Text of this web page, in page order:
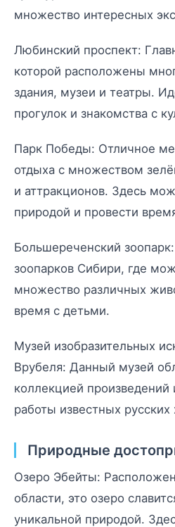
множество интересных
Любинский проспект:
которой расположены
здания, музеи и театры.
прогулок и знакомства с
Парк Победы: Отличное
отдыха с множеством
и аттракционов. Здесь
природой и провести
Большереченский
зоопарков Сибири, где
множество различных
время с детьми.
Музей изобразительных
Врубеля: Данный музей
коллекцией произведений
работы известных
Природные
Озеро Эбейты:
области, это озеро
уникальной природой.